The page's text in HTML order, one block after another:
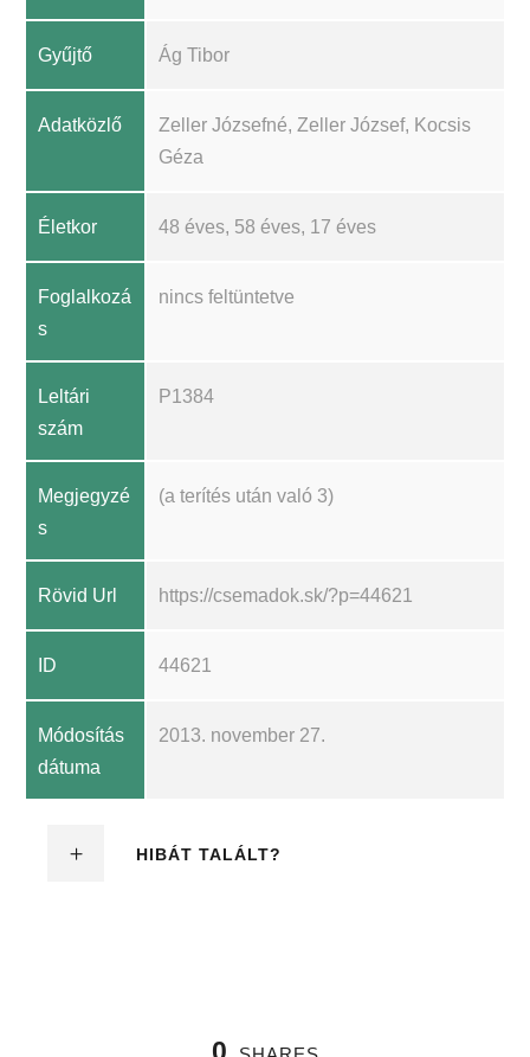
Gyűjtő Ág Tibor
Adatközlő
Zeller Józsefné, Zeller József, Kocsis
Géza
Életkor 48 éves, 58 éves, 17 éves
Foglalkozá
s
nincs feltüntetve
Leltári
szám
P1384
Megjegyzé
s
(a terítés után való 3)
Rövid Url https://csemadok.sk/?p=44621
ID 44621
Módosítás
dátuma
2013. november 27.
HIBÁT TALÁLT?